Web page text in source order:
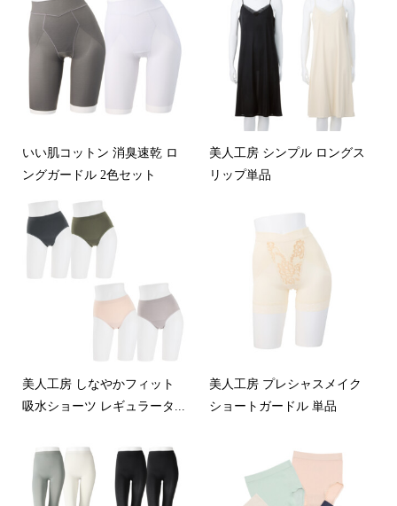
いい肌コットン 消臭速乾 ロ
ングガードル 2色セット
美人工房 シンプル ロングス
リップ単品
美人工房 しなやかフィット
吸水ショーツ レギュラータ...
美人工房 プレシャスメイク
ショートガードル 単品